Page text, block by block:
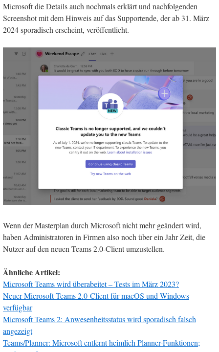
Microsoft die Details auch nochmals erklärt und nachfolgenden
Screenshot mit dem Hinweis auf das Supportende, der ab 31. März
2024 sporadisch erscheint, veröffentlicht.
Wenn der Masterplan durch Microsoft nicht mehr geändert wird,
haben Administratoren in Firmen also noch über ein Jahr Zeit, die
Nutzer auf den neuen Teams 2.0-Client umzustellen.
Ähnliche Artikel:
Microsoft Teams wird überabeitet – Tests im März 2023?
Neuer Microsoft Teams 2.0-Client für macOS und Windows
verfügbar
Microsoft Teams 2: Anwesenheitsstatus wird sporadisch falsch
angezeigt
Teams/Planner: Microsoft entfernt heimlich Planner-Funktionen;